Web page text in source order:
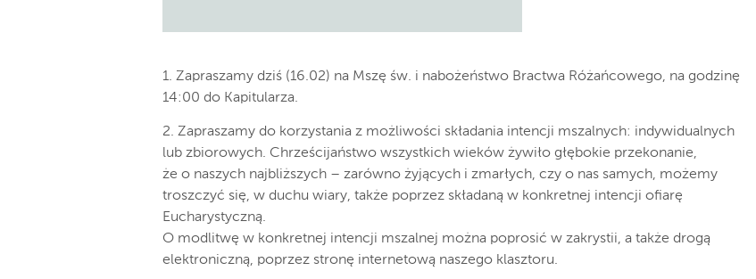
1. Zapraszamy dziś (16.02) na Mszę św. i nabożeństwo Bractwa Różańcowego, na godzinę
14:00 do Kapitularza.
2. Zapraszamy do korzystania z możliwości składania intencji mszalnych: indywidualnych
lub zbiorowych. Chrześcijaństwo wszystkich wieków żywiło głębokie przekonanie,
że o naszych najbliższych – zarówno żyjących i zmarłych, czy o nas samych, możemy
troszczyć się, w duchu wiary, także poprzez składaną w konkretnej intencji ofiarę
Eucharystyczną.
O modlitwę w konkretnej intencji mszalnej można poprosić w zakrystii, a także drogą
elektroniczną, poprzez stronę internetową naszego klasztoru.